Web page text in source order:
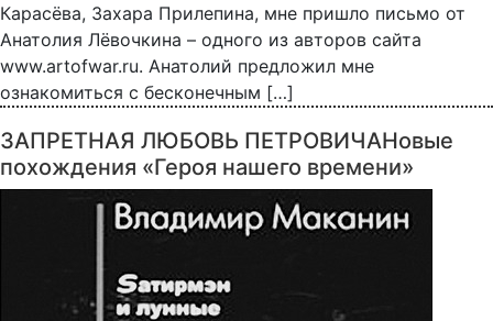
Карасёва, Захара Прилепина, мне пришло письмо от
Анатолия Лёвочкина – одного из авторов сайта
www.artofwar.ru. Анатолий предложил мне
ознакомиться с бесконечным […]
ЗАПРЕТНАЯ ЛЮБОВЬ ПЕТРОВИЧАНовые
похождения «Героя нашего времени»